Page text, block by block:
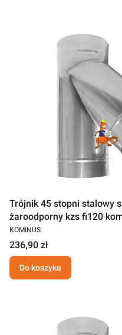
Trójnik 45 stopni stalowy
żaroodporny kzs fi120
KOMINUS
236,90 zł
Do koszyka